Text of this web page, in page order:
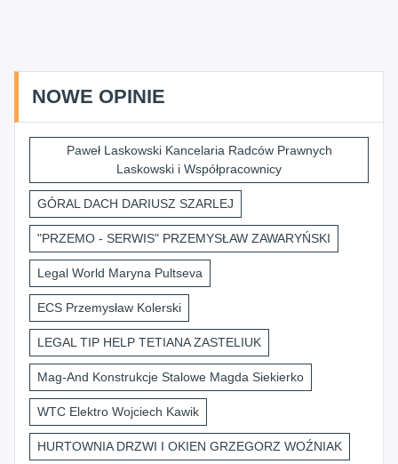
NOWE OPINIE
Paweł Laskowski Kancelaria Radców Prawnych
Laskowski i Współpracownicy
GÓRAL DACH DARIUSZ SZARLEJ
"PRZEMO - SERWIS" PRZEMYSŁAW ZAWARYŃSKI
Legal World Maryna Pultseva
ECS Przemysław Kolerski
LEGAL TIP HELP TETIANA ZASTELIUK
Mag-And Konstrukcje Stalowe Magda Siekierko
WTC Elektro Wojciech Kawik
HURTOWNIA DRZWI I OKIEN GRZEGORZ WOŹNIAK